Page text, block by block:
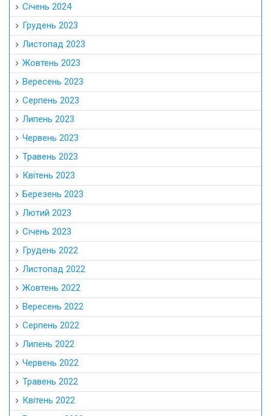
Січень 2024
Грудень 2023
Листопад 2023
Жовтень 2023
Вересень 2023
Серпень 2023
Липень 2023
Червень 2023
Травень 2023
Квітень 2023
Березень 2023
Лютий 2023
Січень 2023
Грудень 2022
Листопад 2022
Жовтень 2022
Вересень 2022
Серпень 2022
Липень 2022
Червень 2022
Травень 2022
Квітень 2022